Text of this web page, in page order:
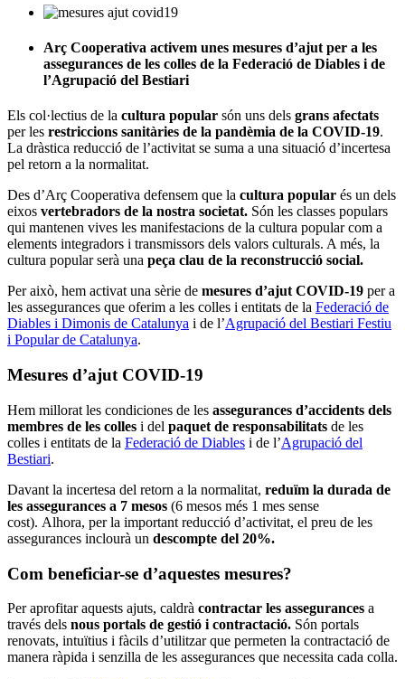
Arç Cooperativa activem unes mesures d’ajut per a les
assegurances de les colles de la Federació de Diables i de
l’Agrupació del Bestiari
Els col·lectius de la cultura popular són uns dels grans afectats
per les restriccions sanitàries de la pandèmia de la COVID-19.
La dràstica reducció de l’activitat se suma a una situació d’incertesa
pel retorn a la normalitat.
Des d’Arç Cooperativa defensem que la cultura popular és un dels
eixos vertebradors de la nostra societat. Són les classes populars
qui mantenen vives les manifestacions de la cultura popular com a
elements integradors i transmissors dels valors culturals. A més, la
cultura popular serà una peça clau de la reconstrucció social.
Per això, hem activat una sèrie de mesures d’ajut COVID-19 per a
les assegurances que oferim a les colles i entitats de la Federació de
Diables i Dimonis de Catalunya i de l’Agrupació del Bestiari Festiu
i Popular de Catalunya.
Mesures d’ajut COVID-19
Hem millorat les condiciones de les assegurances d’accidents dels
membres de les colles i del paquet de responsabilitats de les
colles i entitats de la Federació de Diables i de l’Agrupació del
Bestiari.
Davant la incertesa del retorn a la normalitat, reduïm la durada de
les assegurances a 7 mesos (6 mesos més 1 mes sense
cost). Alhora, per la important reducció d’activitat, el preu de les
assegurances inclourà un descompte del 20%.
Com beneficiar-se d’aquestes mesures?
Per aprofitar aquests ajuts, caldrà contractar les assegurances a
través dels nous portals de gestió i contractació. Són portals
renovats, intuïtius i fàcils d’utilitzar que permeten la contractació de
manera ràpida i senzilla de les assegurances que necessita cada colla.